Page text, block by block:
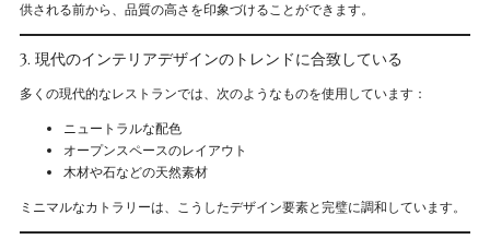
供される前から、品質の高さを印象づけることができます。
3. 現代のインテリアデザインのトレンドに合致している
多くの現代的なレストランでは、次のようなものを使用しています：
ニュートラルな配色
オープンスペースのレイアウト
木材や石などの天然素材
ミニマルなカトラリーは、こうしたデザイン要素と完璧に調和しています。